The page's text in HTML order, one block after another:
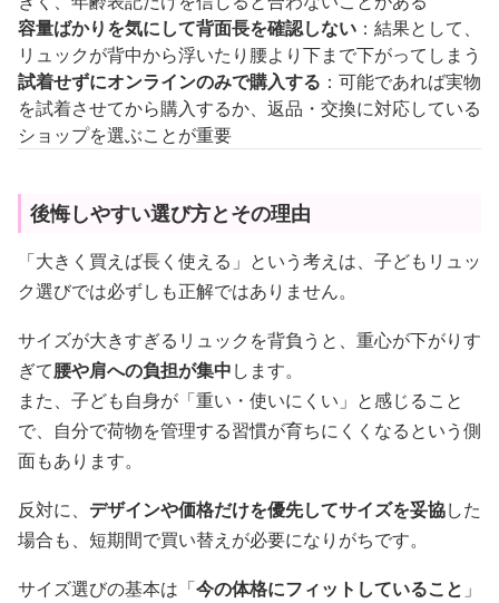
容量ばかりを気にして背面長を確認しない ：結果として、
リュックが背中から浮いたり腰より下まで下がってしまう
試着せずにオンラインのみで購入する ：可能であれば実物
を試着させてから購入するか、返品・交換に対応している
ショップを選ぶことが重要
後悔しやすい選び方とその理由
「大きく買えば長く使える」という考えは、子どもリュッ
ク選びでは必ずしも正解ではありません。
サイズが大きすぎるリュックを背負うと、重心が下がりす
ぎて腰や肩への負担が集中します。
また、子ども自身が「重い・使いにくい」と感じること
で、自分で荷物を管理する習慣が育ちにくくなるという側
面もあります。
反対に、 デザインや価格だけを優先してサイズを妥協した
場合も、短期間で買い替えが必要になりがちです。
サイズ選びの基本は「今の体格にフィットしていること 」